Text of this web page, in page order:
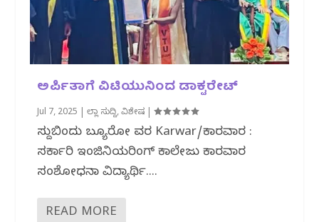
ಅರ್ಪಿತಾಗೆ ವಿಟಿಯುನಿಂದ ಡಾಕ್ಟರೇಟ್‌
Jul 7, 2025 |ಜಿಲ್ಲಾ ಸುದ್ದಿ,ವಿಶೇಷ |
ಸುದ್ದಿಬಿಂದು ಬ್ಯೂರೋ ವರದಿ Karwar/ಕಾರವಾರ :
ಸರ್ಕಾರಿ ಇಂಜಿನಿಯರಿಂಗ್‌ ಕಾಲೇಜು ಕಾರವಾರ
ಸಂಶೋಧನಾ ವಿದ್ಯಾರ್ಥಿ....
READ MORE